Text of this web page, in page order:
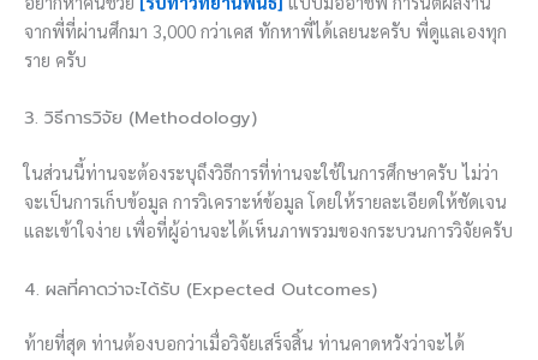
จากพี่ที่ผ่านศึกมา 3,000 กว่าเคส ทักหาพี่ได้เลยนะครับ พี่ดูแลเองทุก
ราย ครับ
3. วิธีการวิจัย (Methodology)
ในส่วนนี้ท่านจะต้องระบุถึงวิธีการที่ท่านจะใช้ในการศึกษาครับ ไม่ว่า
จะเป็นการเก็บข้อมูล การวิเคราะห์ข้อมูล โดยให้รายละเอียดให้ชัดเจน
และเข้าใจง่าย เพื่อที่ผู้อ่านจะได้เห็นภาพรวมของกระบวนการวิจัยครับ
4. ผลที่คาดว่าจะได้รับ (Expected Outcomes)
ท้ายที่สุด ท่านต้องบอกว่าเมื่อวิจัยเสร็จสิ้น ท่านคาดหวังว่าจะได้